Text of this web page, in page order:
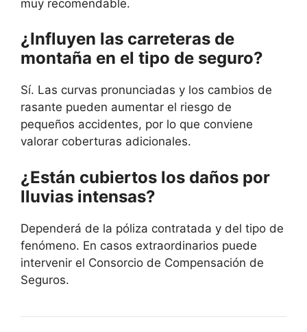
muy recomendable.
¿Influyen las carreteras de
montaña en el tipo de seguro?
Sí. Las curvas pronunciadas y los cambios de
rasante pueden aumentar el riesgo de
pequeños accidentes, por lo que conviene
valorar coberturas adicionales.
¿Están cubiertos los daños por
lluvias intensas?
Dependerá de la póliza contratada y del tipo de
fenómeno. En casos extraordinarios puede
intervenir el Consorcio de Compensación de
Seguros.